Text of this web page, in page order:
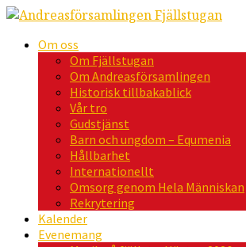
Om oss
Om Fjällstugan
Om Andreasförsamlingen
Historisk tillbakablick
Vår tro
Gudstjänst
Barn och ungdom – Equmenia
Hållbarhet
Internationellt
Omsorg genom Hela Människan
Rekrytering
Kalender
Evenemang